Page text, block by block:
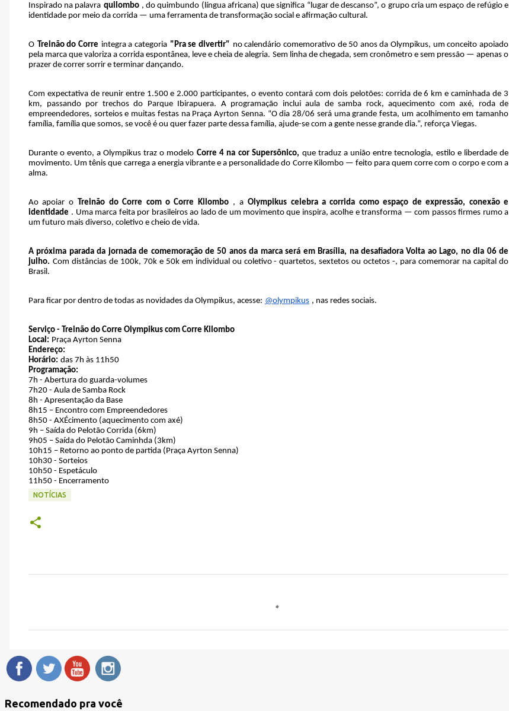
Inspirado na palavra quilombo , do quimbundo (língua africana) que significa “lugar de descanso”, o grupo cria um espaço de refúgio e
identidade por meio da corrida — uma ferramenta de transformação social e afirmação cultural.
O Treinão do Corre integra a categoria "Pra se divertir" no calendário comemorativo de 50 anos da Olympikus, um conceito apoiado
pela marca que valoriza a corrida espontânea, leve e cheia de alegria. Sem linha de chegada, sem cronômetro e sem pressão — apenas o
prazer de correr sorrir e terminar dançando.
Com expectativa de reunir entre 1.500 e 2.000 participantes, o evento contará com dois pelotões: corrida de 6 km e caminhada de 3
km, passando por trechos do Parque Ibirapuera. A programação inclui aula de samba rock, aquecimento com axé, roda de
empreendedores, sorteios e muitas festas na Praça Ayrton Senna. “O dia 28/06 será uma grande festa, um acolhimento em tamanho
família, família que somos, se você é ou quer fazer parte dessa família, ajude-se com a gente nesse grande dia.”, reforça Viegas.
Durante o evento, a Olympikus traz o modelo Corre 4 na cor Supersônico, que traduz a união entre tecnologia, estilo e liberdade de
movimento. Um tênis que carrega a energia vibrante e a personalidade do Corre Kilombo — feito para quem corre com o corpo e com a
alma.
Ao apoiar o Treinão do Corre com o Corre Kilombo , a Olympikus celebra a corrida como espaço de expressão, conexão e
identidade . Uma marca feita por brasileiros ao lado de um movimento que inspira, acolhe e transforma — com passos firmes rumo a
um futuro mais diverso, coletivo e cheio de vida.
A próxima parada da jornada de comemoração de 50 anos da marca será em Brasília, na desafiadora Volta ao Lago, no dia 06 de
julho. Com distâncias de 100k, 70k e 50k em individual ou coletivo - quartetos, sextetos ou octetos -, para comemorar na capital do
Brasil.
Para ficar por dentro de todas as novidades da Olympikus, acesse: @olympikus , nas redes sociais.
Serviço - Treinão do Corre Olympikus com Corre Kilombo
Local: Praça Ayrton Senna
Endereço:
Horário: das 7h às 11h50
Programação:
7h - Abertura do guarda-volumes
7h20 - Aula de Samba Rock
8h - Apresentação da Base
8h15 – Encontro com Empreendedores
8h50 - AXÉcimento (aquecimento com axé)
9h – Saída do Pelotão Corrida (6km)
9h05 – Saída do Pelotão Caminhda (3km)
10h15 – Retorno ao ponto de partida (Praça Ayrton Senna)
10h30 - Sorteios
10h50 - Espetáculo
11h50 - Encerramento
NOTÍCIAS
n
t
Recomendado pra você